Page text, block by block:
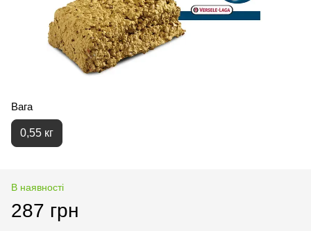
Вага
0,55 кг
В наявності
287 грн